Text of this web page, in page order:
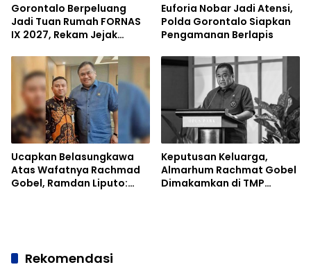
Gorontalo Berpeluang
Jadi Tuan Rumah FORNAS
IX 2027, Rekam Jejak
Modal
Euforia Nobar Jadi Atensi,
Polda Gorontalo Siapkan
Pengamanan Berlapis
Ucapkan Belasungkawa
Atas Wafatnya Rachmad
Gobel, Ramdan Liputo:
Keputusan Keluarga,
Almarhum Rachmat Gobel
Dimakamkan di TMP
Rekomendasi